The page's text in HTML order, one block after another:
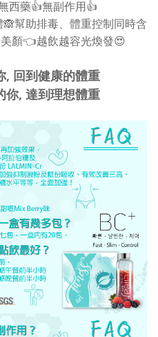
西藥👍無副作用 👍
🙈幫助排毒、體重控制同時含
美顏👈越飲越容光煥發😍
, 回到健康的體重
你, 達到理想體重